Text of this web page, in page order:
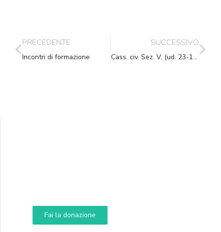
PRECEDENTE
Incontri di formazione
SUCCESSIVO
Cass. civ. Sez. V, (ud. 23-10-2006) 27-11-2006, n. 25095
Fai la donazione